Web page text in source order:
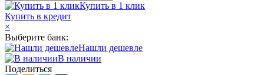
Купить в 1 клик
Купить в кредит
×
Выберите банк:
Нашли дешевле
В наличии
Поделиться